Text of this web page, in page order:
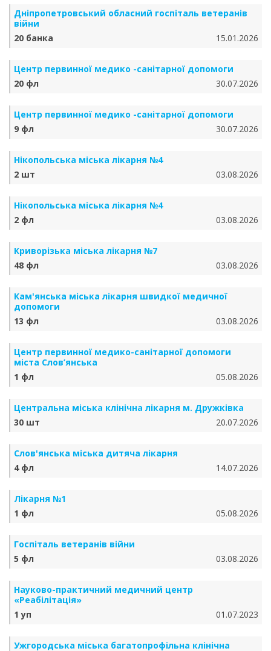
Дніпропетровський обласний госпіталь ветеранів
війни
20 банка
15.01.2026
Центр первинної медико -санітарної допомоги
20 фл
30.07.2026
Центр первинної медико -санітарної допомоги
9 фл
30.07.2026
Нікопольська міська лікарня №4
2 шт
03.08.2026
Нікопольська міська лікарня №4
2 фл
03.08.2026
Криворізька міська лікарня №7
48 фл
03.08.2026
Кам'янська міська лікарня швидкої медичної
допомоги
13 фл
03.08.2026
Центр первинної медико-санітарної допомоги
міста Слов’янська
1 фл
05.08.2026
Центральна міська клінічна лікарня м. Дружківка
30 шт
20.07.2026
Слов'янська міська дитяча лікарня
4 фл
14.07.2026
Лікарня №1
1 фл
05.08.2026
Госпіталь ветеранів війни
5 фл
03.08.2026
Науково-практичний медичний центр
«Реабілітація»
1 уп
01.07.2023
Ужгородська міська багатопрофільна клінічна